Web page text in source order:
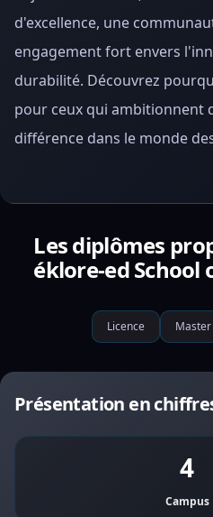
d'excellence, une
engagement fort envers
durabilité. Découvrez
pour ceux qui ambitionnent
différence dans le monde
Les diplômes
éklore-ed
Licence Master
Présentation en
4
Campus